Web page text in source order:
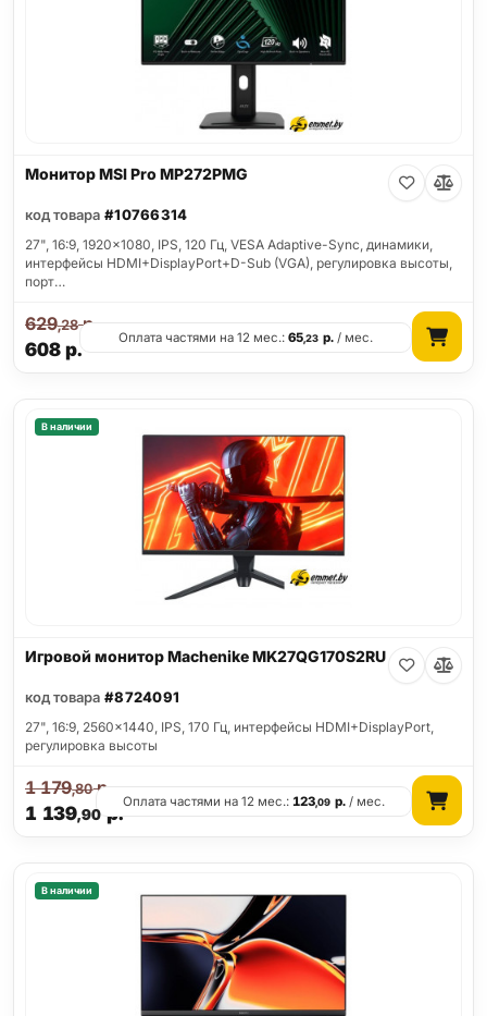
Монитор MSI Pro MP272PMG
код товара #10766314
27", 16:9, 1920x1080, IPS, 120 Гц, VESA Adaptive-Sync, динамики,
интерфейсы HDMI+DisplayPort+D-Sub (VGA), регулировка высоты,
порт…
608р.
629,28р.
Оплата частями на 12 мес.:65,23 р./ мес.
В наличии
Игровой монитор Machenike MK27QG170S2RU
код товара #8724091
27", 16:9, 2560x1440, IPS, 170 Гц, интерфейсы HDMI+DisplayPort,
регулировка высоты
1 139,90 р.
1 179,80р.
Оплата частями на 12 мес.:123,09 р./ мес.
В наличии